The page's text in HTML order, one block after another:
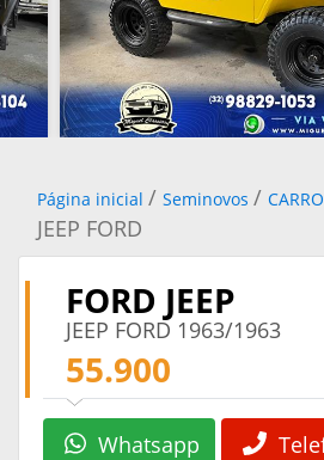
Página inicial / Seminovos / CARRO
JEEP FORD
FORD JEEP
JEEP FORD 1963/1963
55.900
Whatsapp